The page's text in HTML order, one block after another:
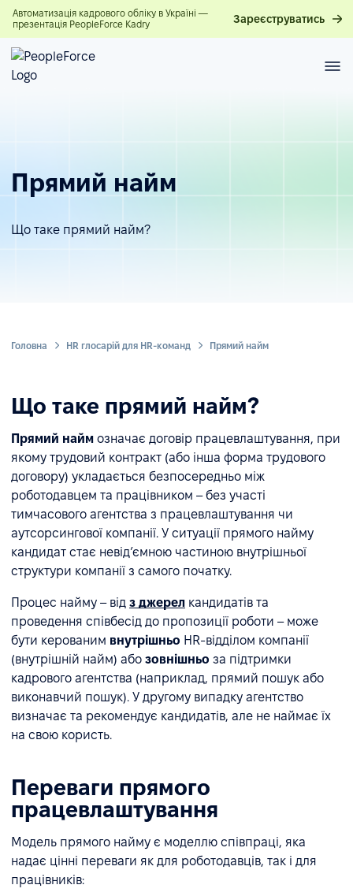
Автоматизація кадрового обліку в Україні —
презентація PeopleForce Kadry
Зареєструватись
Прямий найм
Що таке прямий найм?
Головна HR глосарій для HR-команд Прямий найм
Що таке прямий найм?
Прямий найм означає договір працевлаштування, при
якому трудовий контракт (або інша форма трудового
договору) укладається безпосередньо між
роботодавцем та працівником – без участі
тимчасового агентства з працевлаштування чи
аутсорсингової компанії. У ситуації прямого найму
кандидат стає невід’ємною частиною внутрішньої
структури компанії з самого початку.
Процес найму – від з джерел кандидатів та
проведення співбесід до пропозиції роботи – може
бути керованим внутрішньо HR-відділом компанії
(внутрішній найм) або зовнішньо за підтримки
кадрового агентства (наприклад, прямий пошук або
виконавчий пошук). У другому випадку агентство
визначає та рекомендує кандидатів, але не наймає їх
на свою користь.
Переваги прямого
працевлаштування
Модель прямого найму є моделлю співпраці, яка
надає цінні переваги як для роботодавців, так і для
працівників: